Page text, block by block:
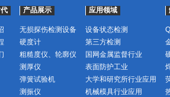
产品展示
无损探伤检测设备
硬度计
粗糙度仪、轮廓仪
测厚仪
弹簧试验机
测振仪
应用领域
设备状态检测
第三方检测
国网金属监督行业
表面防护工业
大学和研究所行业应用
机械模具行业应用